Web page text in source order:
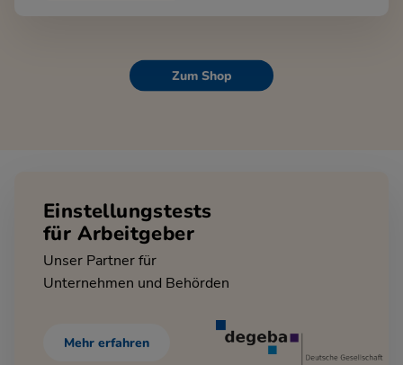
Zum Shop
Einstellungstests
für Arbeitgeber
Unser Partner für
Unternehmen und Behörden
Mehr erfahren